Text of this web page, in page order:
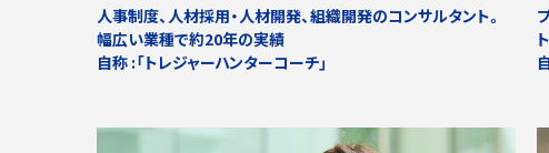
人事制度、人材採用・人材開発、組織開発のコンサルタント。
幅広い業種で約20年の実績
自称 :「トレジャーハンターコーチ」